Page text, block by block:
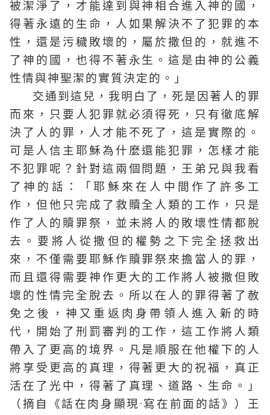
被潔淨了，才能達到與神相合進入神的國，
得著永遠的生命，人如果解決不了犯罪的本
性，還是污穢敗壞的，屬於撒但的，就進不
了神的國，也得不著永生。這是由神的公義
性情與神聖潔的實質決定的。」
交通到這兒，我明白了，死是因著人的罪
而來，只要人犯罪就必須得死，只有徹底解
決了人的罪，人才能不死了，這是實際的。
可是人信主耶穌為什麼還能犯罪，怎樣才能
不犯罪呢？針對這兩個問題，王弟兄與我看
了神的話：「耶穌來在人中間作了許多工
作，但他只完成了救贖全人類的工作，只是
作了人的贖罪祭，並未將人的敗壞性情都脫
去。要將人從撒但的權勢之下完全拯救出
來，不僅需要耶穌作贖罪祭來擔當人的罪，
而且還得需要神作更大的工作將人被撒但敗
壞的性情完全脫去。所以在人的罪得著了赦
免之後，神又重返肉身帶領人進入新的時
代，開始了刑罰審判的工作，這工作將人類
帶入了更高的境界。凡是順服在他權下的人
將享受更高的真理，得著更大的祝福，真正
活在了光中，得著了真理、道路、生命。」
（摘自《話在肉身顯現·寫在前面的話》）王